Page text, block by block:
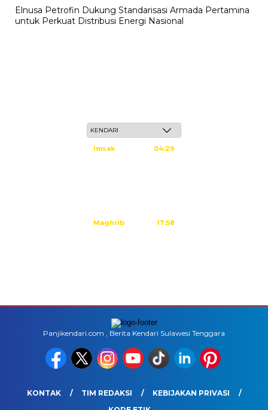
Elnusa Petrofin Dukung Standarisasi Armada Pertamina
untuk Perkuat Distribusi Energi Nasional
Imsak 04:29
Maghrib 17:58
Panjikendari.com , Berita Kendari Sulawesi Tenggara
KONTAK TIM REDAKSI
KEBIJAKAN PRIVASI